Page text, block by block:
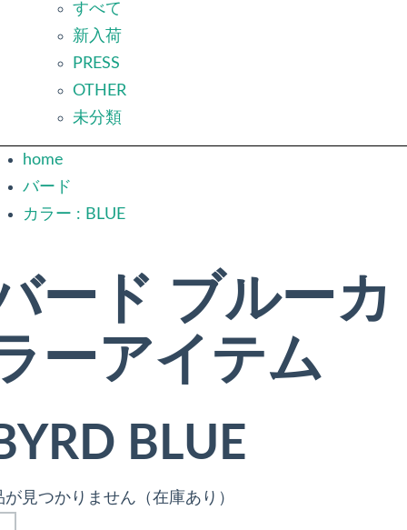
すべて
新入荷
PRESS
OTHER
未分類
home
バード
カラー : BLUE
ード ブルーカ
ーアイテム
BLUE
が見つかりません（在庫あり）